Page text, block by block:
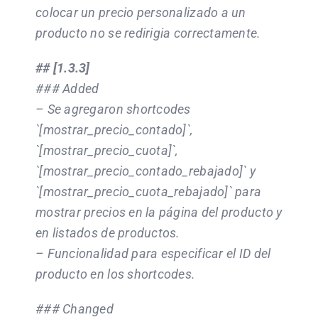
colocar un precio personalizado a un
producto no se redirigia correctamente.
## [1.3.3]
### Added
– Se agregaron shortcodes
`[mostrar_precio_contado]`,
`[mostrar_precio_cuota]`,
`[mostrar_precio_contado_rebajado]` y
`[mostrar_precio_cuota_rebajado]` para
mostrar precios en la página del producto y
en listados de productos.
– Funcionalidad para especificar el ID del
producto en los shortcodes.
### Changed